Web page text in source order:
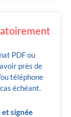
PDF ou
près de
téléphone
échéant.
signée